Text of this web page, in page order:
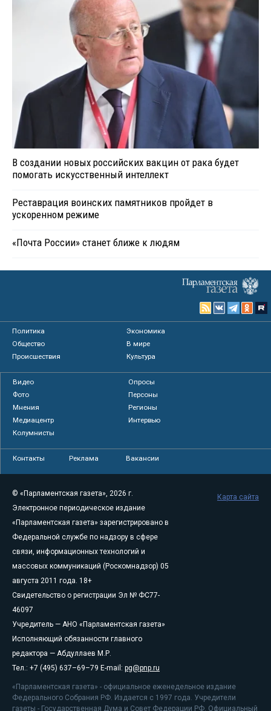
В создании новых российских вакцин от рака будет
помогать искусственный интеллект
Реставрация воинских памятников пройдет в
ускоренном режиме
«Почта России» станет ближе к людям
Политика
Экономика
Общество
В мире
Происшествия
Культура
Видео
Опросы
Фото
Персоны
Мнения
Регионы
Медиацентр
Интервью
Колумнисты
Контакты Реклама Вакансии
© «Парламентская газета», 2026 г.
Электронное периодическое издание
«Парламентская газета» зарегистрировано в
Федеральной службе по надзору в сфере
связи, информационных технологий и
массовых коммуникаций (Роскомнадзор) 05
августа 2011 года. 18+
Свидетельство о регистрации Эл № ФС77-
46097
Учредитель — АНО «Парламентская газета»
Исполняющий обязанности главного
редактора — Абдуллаев М.Р.
Тел.: +7 (495) 637–69–79 E-mail: pg@pnp.ru
«Парламентская газета» - официальное еженедельное издание
Федерального Собрания РФ. Издается с 1997 года. Учредители
газеты - Государственная Дума и Совет Федерации РФ. Официальный
Карта сайта